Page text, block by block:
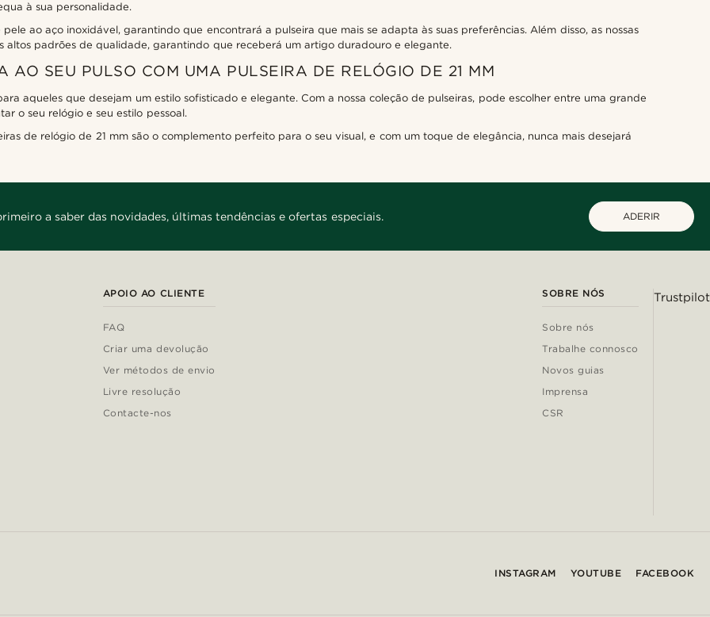
à sua personalidade.
ao aço inoxidável, garantindo que encontrará a pulseira que mais se adapta às suas preferências. Além disso, as nossas
altos padrões de qualidade, garantindo que receberá um artigo duradouro e elegante.
AO SEU PULSO COM UMA PULSEIRA DE RELÓGIO DE 21 MM
aqueles que desejam um estilo sofisticado e elegante. Com a nossa coleção de pulseiras, pode escolher entre uma grande
o seu relógio e seu estilo pessoal.
de relógio de 21 mm são o complemento perfeito para o seu visual, e com um toque de elegância, nunca mais desejará
a saber das novidades, últimas tendências e ofertas especiais. ADERIR
APOIO AO CLIENTE
FAQ
Criar uma devolução
Ver métodos de envio
Livre resolução
Contacte-nos
SOBRE NÓS
Sobre nós
Trabalhe connosco
Novos guias
Imprensa
CSR
Trustpilot
INSTAGRAM YOUTUBE FACEBOOK